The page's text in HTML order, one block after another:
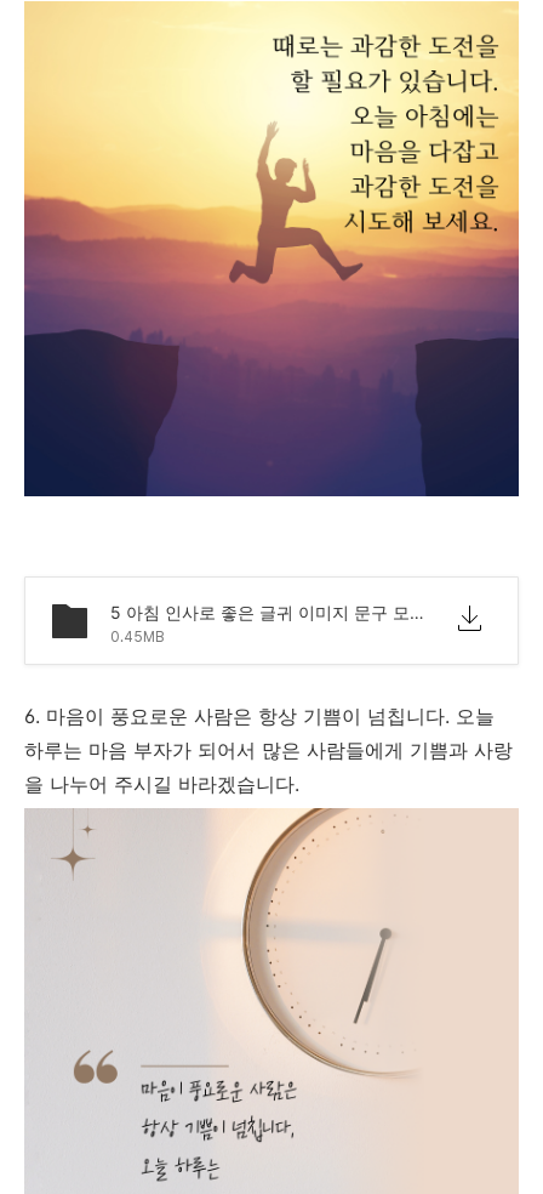
5 아침 인사로 좋은 글귀 이미지 문구 모음.png
0.45MB
6. 마음이 풍요로운 사람은 항상 기쁨이 넘칩니다. 오늘
하루는 마음 부자가 되어서 많은 사람들에게 기쁨과 사랑
을 나누어 주시길 바라겠습니다.